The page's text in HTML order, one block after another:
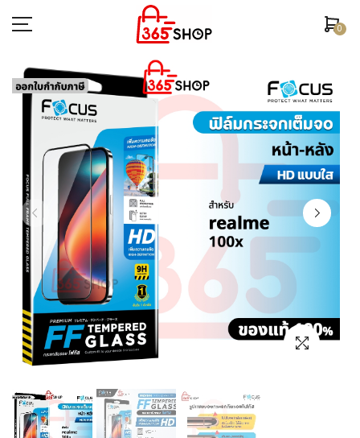
0
ตรวจสอบสถานะคำสั่งซื้อ
หน้าหลัก
ยี่ห้อ/รุ่นมือถือ
เคสมือถือ
ฟิล์มกันรอย
อุปกรณ์สมาร์ทวอช
หูฟัง/สมอลทอร์ค
อุปกรณ์ในรถยนต์